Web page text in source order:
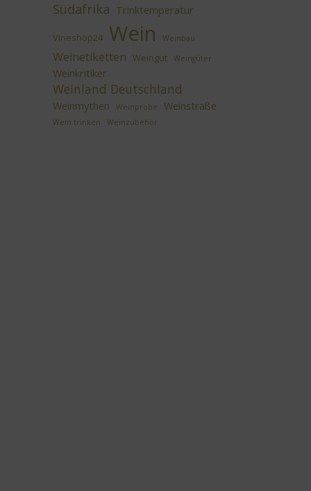
Südafrika Trinktemperatur
Vineshop24 Wein Weinbau
Weinetiketten Weingut Weingüter
Weinkritiker
Weinland Deutschland
Weinmythen Weinprobe Weinstraße
Wein trinken Weinzubehör